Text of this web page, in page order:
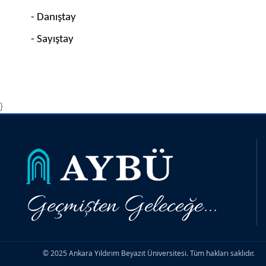
- Danıştay
- Sayıştay
}
Geçmişten Geleceğe...
© 2025 Ankara Yıldırım Beyazıt Üniversitesi. Tüm hakları saklıdır.